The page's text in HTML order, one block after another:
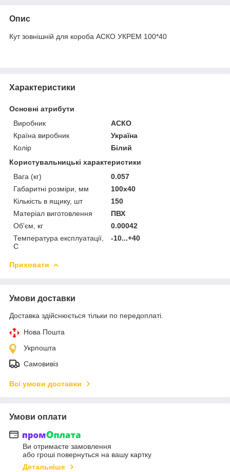
Опис
Кут зовнішній для короба АСКО УКРЕМ 100*40
Характеристики
Основні атрибути
Виробник
АСКО
Країна виробник
Україна
Колір
Білий
Користувальницькі характеристики
Вага (кг)
0.057
Габаритні розміри, мм
100x40
Кількість в ящику, шт
150
Матеріал виготовлення
ПВХ
Об'єм, кг
0.00042
Температура експлуатації,
С
-10...+40
Приховати
Умови доставки
Доставка здійснюється тільки по передоплаті.
Нова Пошта
Укрпошта
Самовивіз
Всі умови доставки
Умови оплати
Ви отримаєте замовлення
або гроші повернуться на вашу картку
Детальніше